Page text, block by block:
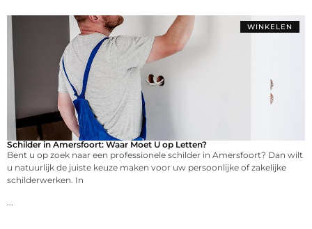
WINKELEN
Schilder in Amersfoort: Waar Moet U op Letten?
Bent u op zoek naar een professionele schilder in Amersfoort? Dan wilt
u natuurlijk de juiste keuze maken voor uw persoonlijke of zakelijke
schilderwerken. In
...